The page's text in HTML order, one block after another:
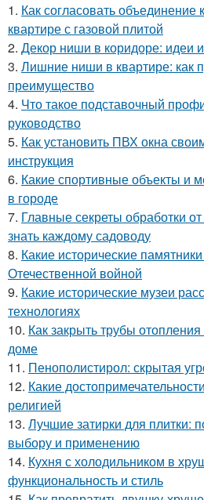
1. Как согласовать объединение
квартире с газовой плитой
2. Декор ниши в коридоре: идеи
3. Лишние ниши в квартире: как
преимущество
4. Что такое подставочный
руководство
5. Как установить ПВХ окна
инструкция
6. Какие спортивные объекты и
в городе
7. Главные секреты обработки
знать каждому садоводу
8. Какие исторические
Отечественной войной
9. Какие исторические музеи
технологиях
10. Как закрыть трубы
доме
11. Пенополистирол: скрытая
12. Какие
религией
13. Лучшие затирки для плитки:
выбору и применению
14. Кухня с холодильником в
функциональность и стиль